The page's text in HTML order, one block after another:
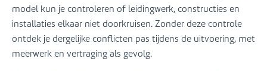
model kun je controleren of leidingwerk, constructies en
installaties elkaar niet doorkruisen. Zonder deze controle
ontdek je dergelijke conflicten pas tijdens de uitvoering, met
meerwerk en vertraging als gevolg.